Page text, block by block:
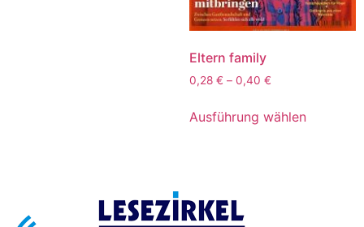
Eltern family
0,28 € – 0,40 €
Ausführung wählen